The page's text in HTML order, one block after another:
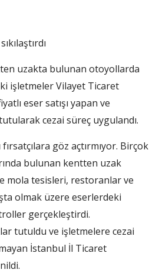
uzakta bulunan otoyollarda
işletmeler Vilayet Ticaret
eser satışı yapan ve
cezai süreç uygulandı.
göz açtırmıyor. Birçok
bulunan kentten uzak
mola tesisleri, restoranlar ve
olmak üzere eserlerdeki
gerçekleştirdi.
tutuldu ve işletmelere cezai
İstanbul İl Ticaret